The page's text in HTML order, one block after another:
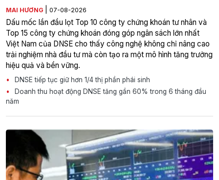
MAI HƯƠNG 07-08-2026
Dấu mốc lần đầu lọt Top 10 công ty chứng khoán tư nhân và
Top 15 công ty chứng khoán đóng góp ngân sách lớn nhất
Việt Nam của DNSE cho thấy công nghệ không chỉ nâng cao
trải nghiệm nhà đầu tư mà còn tạo ra một mô hình tăng trưởng
hiệu quả và bền vững.
DNSE tiếp tục giữ hơn 1/4 thị phần phái sinh
Doanh thu hoạt động DNSE tăng gần 60% trong 6 tháng đầu
năm